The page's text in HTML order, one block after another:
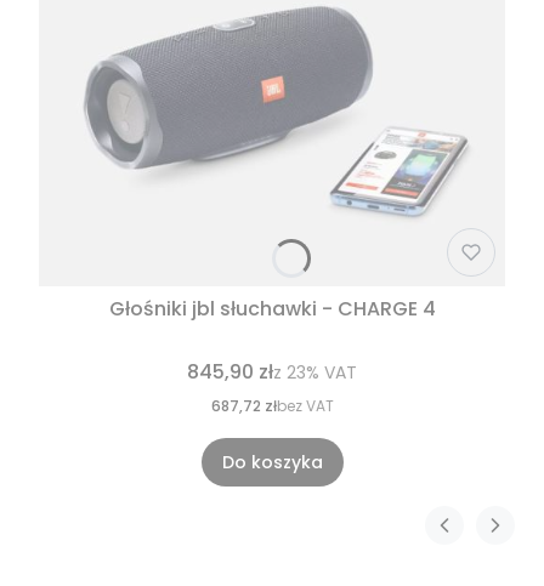
Głośniki jbl słuchawki - CHARGE 4
845,90 złz 23% VAT
687,72 złbez VAT
Do koszyka